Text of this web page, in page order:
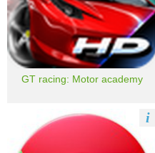
GT racing: Motor academy
i